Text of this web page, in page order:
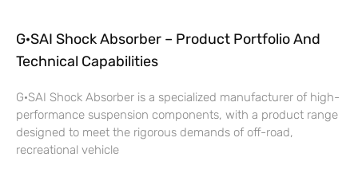
G·SAI Shock Absorber – Product Portfolio And
Technical Capabilities
G·SAI Shock Absorber is a specialized manufacturer of high-
performance suspension components, with a product range
designed to meet the rigorous demands of off-road,
recreational vehicle